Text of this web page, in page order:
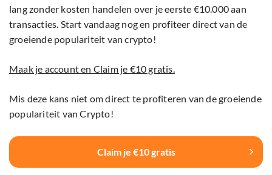
lang zonder kosten handelen over je eerste €10.000 aan
transacties. Start vandaag nog en profiteer direct van de
groeiende populariteit van crypto!
Maak je account en Claim je €10 gratis.
Mis deze kans niet om direct te profiteren van de groeiende
populariteit van Crypto!
Claim je €10 gratis